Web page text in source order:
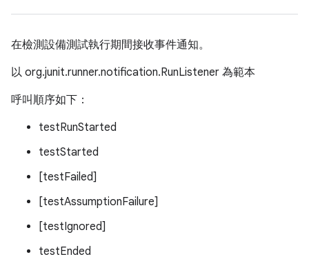
在檢測設備測試執行期間接收事件通知。
以 org.junit.runner.notification.RunListener 為範本
呼叫順序如下：
testRunStarted
testStarted
[testFailed]
[testAssumptionFailure]
[testIgnored]
testEnded